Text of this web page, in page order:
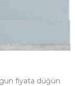
fiyata düğün